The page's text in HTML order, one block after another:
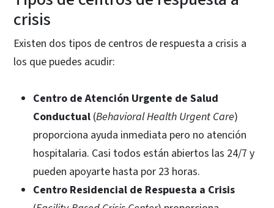
crisis
Existen dos tipos de centros de respuesta a crisis a
los que puedes acudir:
Centro de Atención Urgente de Salud
Conductual (Behavioral Health Urgent Care)
proporciona ayuda inmediata pero no atención
hospitalaria. Casi todos están abiertos las 24/7 y
pueden apoyarte hasta por 23 horas.
Centro Residencial de Respuesta a Crisis